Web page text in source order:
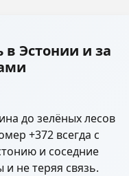
в Эстонии и за
до зелёных лесов
+372 всегда с
и соседние
не теряя связь.